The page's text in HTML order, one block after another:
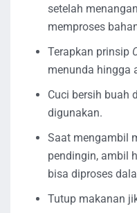
setelah
memproses
Terapkan prinsip
menunda hingga
Cuci bersih buah
digunakan.
Saat mengambil
pendingin, ambil
bisa diproses
Tutup makanan